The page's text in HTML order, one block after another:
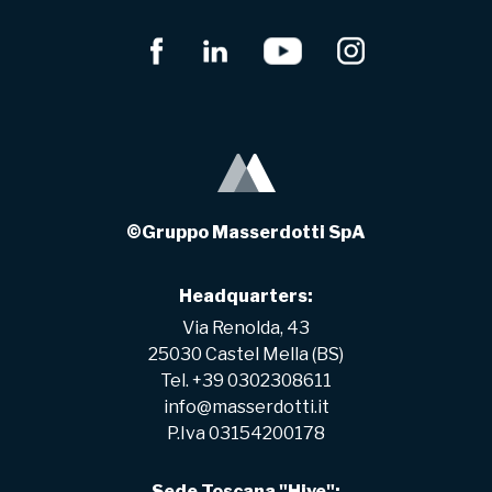
©Gruppo Masserdotti SpA
Headquarters:
Via Renolda, 43
25030 Castel Mella (BS)
Tel. +39 0302308611
info@masserdotti.it
P.Iva 03154200178